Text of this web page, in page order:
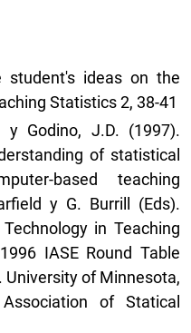
student's ideas on the
Statistics 2, 38-41
y Godino, J.D. (1997).
of statistical
based teaching
y G. Burrill (Eds).
in Teaching
IASE Round Table
University of Minnesota,
of Statical